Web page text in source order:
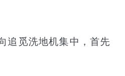
追觅洗地机集中，首先
三个月稳居全渠道市占